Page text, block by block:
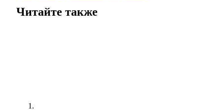
Читайте также